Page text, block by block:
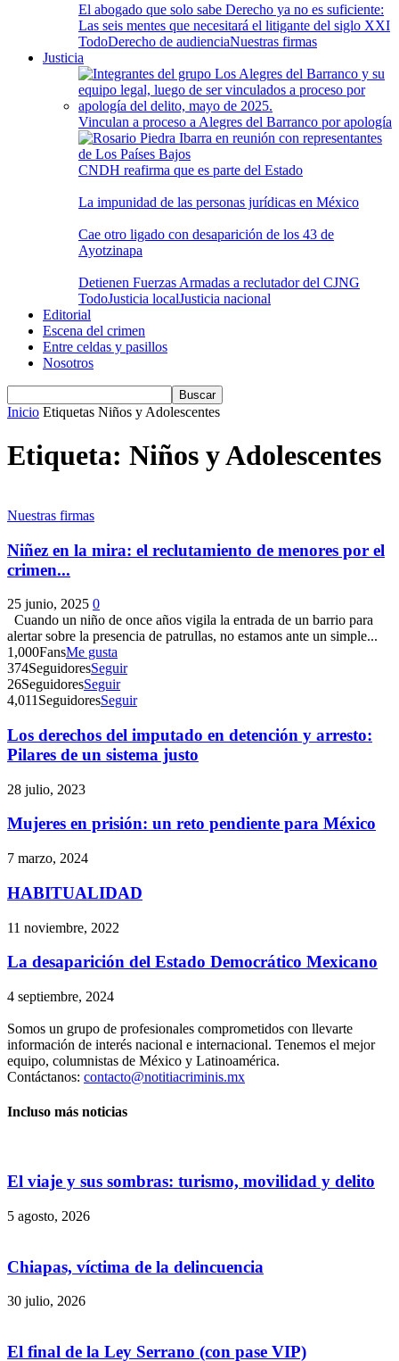
El abogado que solo sabe Derecho ya no es suficiente:
Las seis mentes que necesitará el litigante del siglo XXI
TodoDerecho de audienciaNuestras firmas
Justicia
Vinculan a proceso a Alegres del Barranco por apología
CNDH reafirma que es parte del Estado
La impunidad de las personas jurídicas en México
Cae otro ligado con desaparición de los 43 de
Ayotzinapa
Detienen Fuerzas Armadas a reclutador del CJNG
TodoJusticia localJusticia nacional
Editorial
Escena del crimen
Entre celdas y pasillos
Nosotros
Inicio Etiquetas Niños y Adolescentes
Etiqueta: Niños y Adolescentes
Nuestras firmas
Niñez en la mira: el reclutamiento de menores por el
crimen...
25 junio, 2025 0
Cuando un niño de once años vigila la entrada de un barrio para
alertar sobre la presencia de patrullas, no estamos ante un simple...
1,000FansMe gusta
374SeguidoresSeguir
26SeguidoresSeguir
4,011 SeguidoresSeguir
Los derechos del imputado en detención y arresto:
Pilares de un sistema justo
28 julio, 2023
Mujeres en prisión: un reto pendiente para México
7 marzo, 2024
HABITUALIDAD
11 noviembre, 2022
La desaparición del Estado Democrático Mexicano
4 septiembre, 2024
Somos un grupo de profesionales comprometidos con llevarte
información de interés nacional e internacional. Tenemos el mejor
equipo, columnistas de México y Latinoamérica.
Contáctanos: contacto@notitiacriminis.mx
Incluso más noticias
El viaje y sus sombras: turismo, movilidad y delito
5 agosto, 2026
Chiapas, víctima de la delincuencia
30 julio, 2026
El final de la Ley Serrano (con pase VIP)